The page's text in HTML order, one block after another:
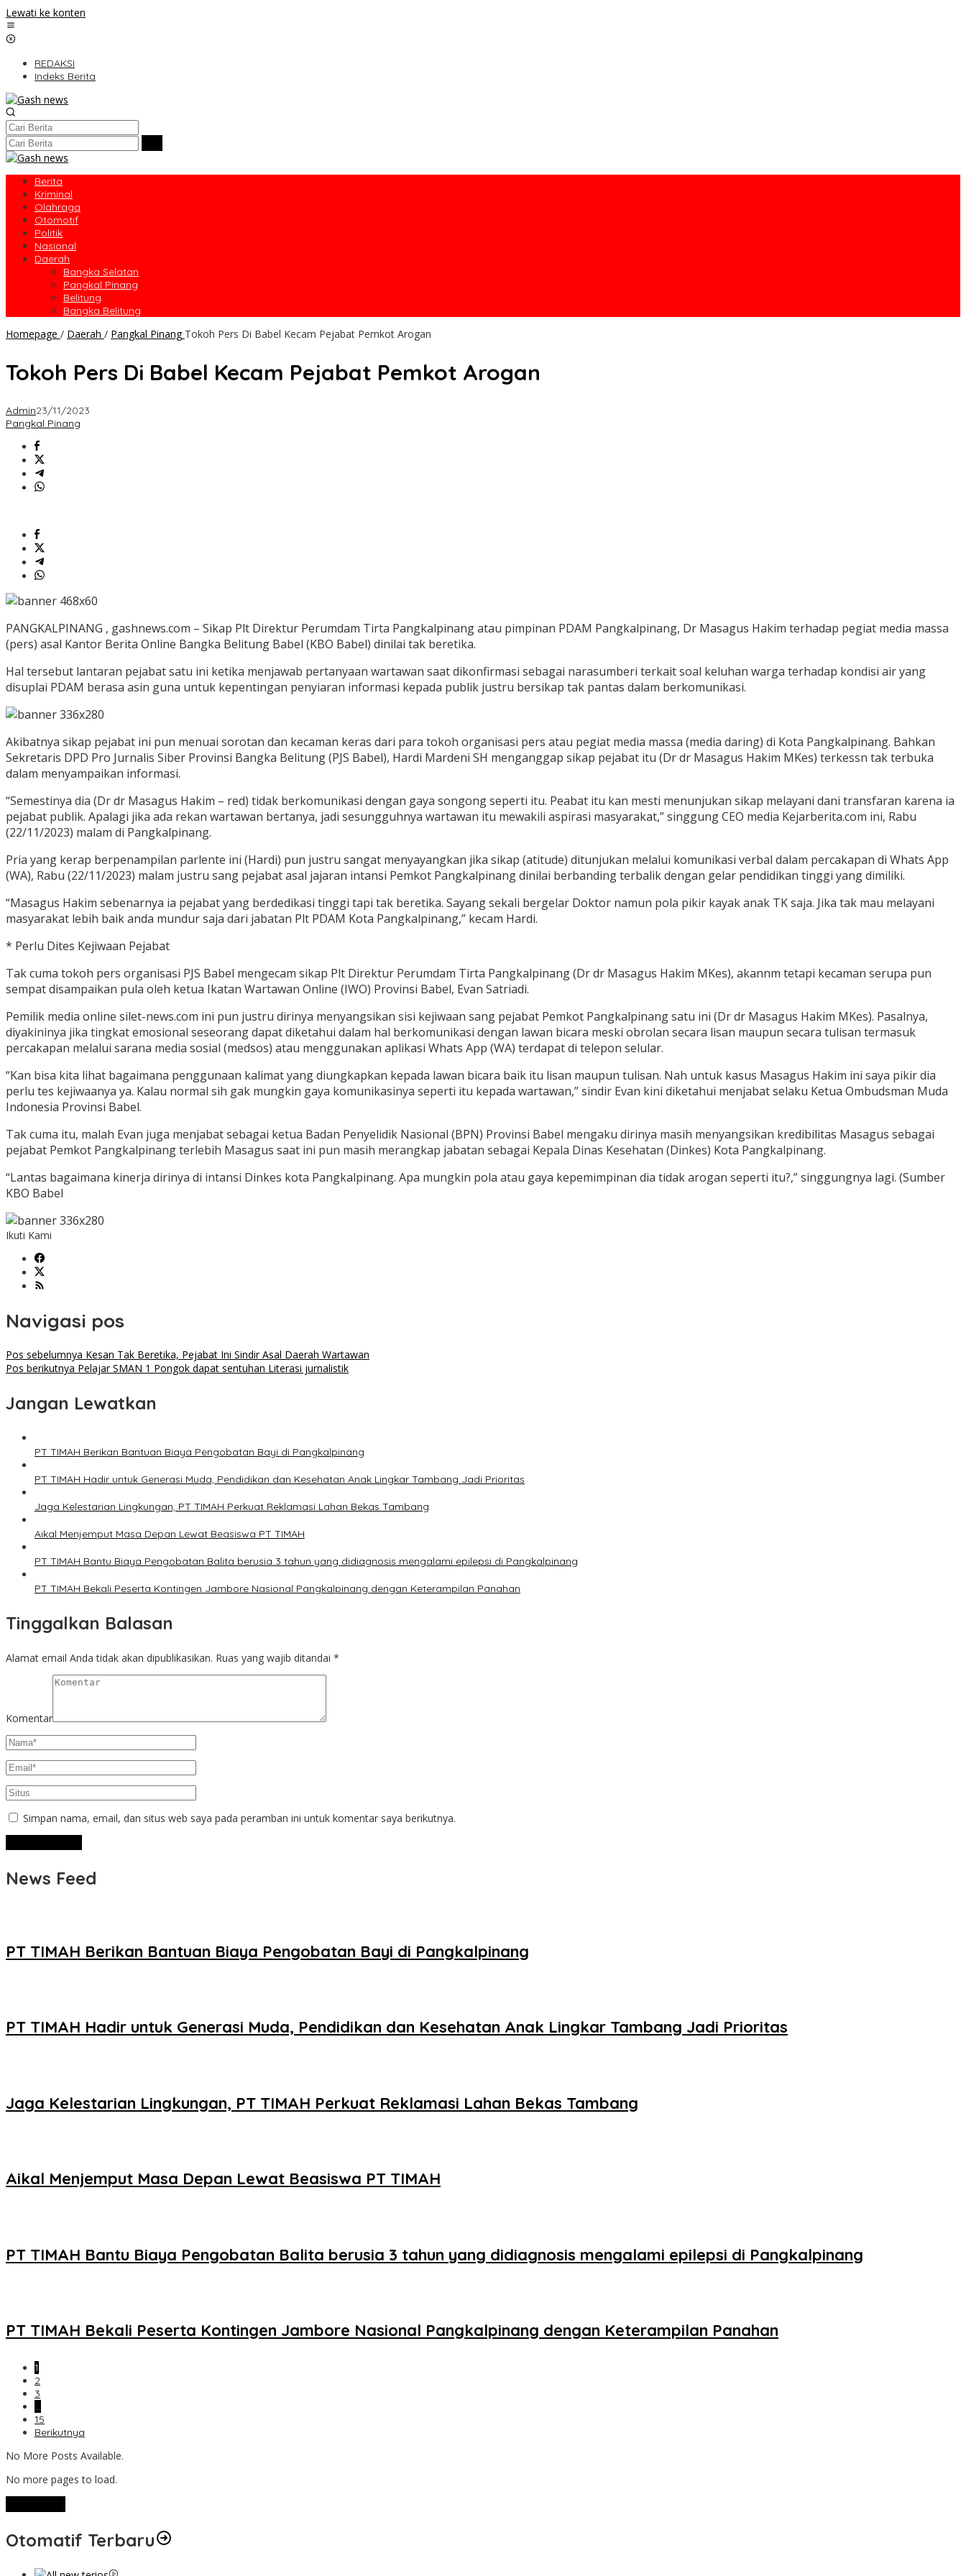
Lewati ke konten
REDAKSI
Indeks Berita
Berita
Kriminal
Olahraga
Otomotif
Politik
Nasional
Daerah
Bangka Selatan
Pangkal Pinang
Belitung
Bangka Belitung
Homepage / Daerah / Pangkal Pinang Tokoh Pers Di Babel Kecam Pejabat Pemkot Arogan
Tokoh Pers Di Babel Kecam Pejabat Pemkot Arogan
Admin23/11/2023
Pangkal Pinang
PANGKALPINANG , gashnews.com – Sikap Plt Direktur Perumdam Tirta Pangkalpinang atau pimpinan PDAM Pangkalpinang, Dr Masagus Hakim terhadap pegiat media massa
(pers) asal Kantor Berita Online Bangka Belitung Babel (KBO Babel) dinilai tak beretika.
Hal tersebut lantaran pejabat satu ini ketika menjawab pertanyaan wartawan saat dikonfirmasi sebagai narasumberi terkait soal keluhan warga terhadap kondisi air yang
disuplai PDAM berasa asin guna untuk kepentingan penyiaran informasi kepada publik justru bersikap tak pantas dalam berkomunikasi.
Akibatnya sikap pejabat ini pun menuai sorotan dan kecaman keras dari para tokoh organisasi pers atau pegiat media massa (media daring) di Kota Pangkalpinang. Bahkan
Sekretaris DPD Pro Jurnalis Siber Provinsi Bangka Belitung (PJS Babel), Hardi Mardeni SH menganggap sikap pejabat itu (Dr dr Masagus Hakim MKes) terkessn tak terbuka
dalam menyampaikan informasi.
“Semestinya dia (Dr dr Masagus Hakim – red) tidak berkomunikasi dengan gaya songong seperti itu. Peabat itu kan mesti menunjukan sikap melayani dani transfaran karena ia
pejabat publik. Apalagi jika ada rekan wartawan bertanya, jadi sesungguhnya wartawan itu mewakili aspirasi masyarakat,” singgung CEO media Kejarberita.com ini, Rabu
(22/11/2023) malam di Pangkalpinang.
Pria yang kerap berpenampilan parlente ini (Hardi) pun justru sangat menyayangkan jika sikap (atitude) ditunjukan melalui komunikasi verbal dalam percakapan di Whats App
(WA), Rabu (22/11/2023) malam justru sang pejabat asal jajaran intansi Pemkot Pangkalpinang dinilai berbanding terbalik dengan gelar pendidikan tinggi yang dimiliki.
“Masagus Hakim sebenarnya ia pejabat yang berdedikasi tinggi tapi tak beretika. Sayang sekali bergelar Doktor namun pola pikir kayak anak TK saja. Jika tak mau melayani
masyarakat lebih baik anda mundur saja dari jabatan Plt PDAM Kota Pangkalpinang,” kecam Hardi.
* Perlu Dites Kejiwaan Pejabat
Tak cuma tokoh pers organisasi PJS Babel mengecam sikap Plt Direktur Perumdam Tirta Pangkalpinang (Dr dr Masagus Hakim MKes), akannm tetapi kecaman serupa pun
sempat disampaikan pula oleh ketua Ikatan Wartawan Online (IWO) Provinsi Babel, Evan Satriadi.
Pemilik media online silet-news.com ini pun justru dirinya menyangsikan sisi kejiwaan sang pejabat Pemkot Pangkalpinang satu ini (Dr dr Masagus Hakim MKes). Pasalnya,
diyakininya jika tingkat emosional seseorang dapat diketahui dalam hal berkomunikasi dengan lawan bicara meski obrolan secara lisan maupun secara tulisan termasuk
percakapan melalui sarana media sosial (medsos) atau menggunakan aplikasi Whats App (WA) terdapat di telepon selular.
“Kan bisa kita lihat bagaimana penggunaan kalimat yang diungkapkan kepada lawan bicara baik itu lisan maupun tulisan. Nah untuk kasus Masagus Hakim ini saya pikir dia
perlu tes kejiwaanya ya. Kalau normal sih gak mungkin gaya komunikasinya seperti itu kepada wartawan,” sindir Evan kini diketahui menjabat selaku Ketua Ombudsman Muda
Indonesia Provinsi Babel.
Tak cuma itu, malah Evan juga menjabat sebagai ketua Badan Penyelidik Nasional (BPN) Provinsi Babel mengaku dirinya masih menyangsikan kredibilitas Masagus sebagai
pejabat Pemkot Pangkalpinang terlebih Masagus saat ini pun masih merangkap jabatan sebagai Kepala Dinas Kesehatan (Dinkes) Kota Pangkalpinang.
“Lantas bagaimana kinerja dirinya di intansi Dinkes kota Pangkalpinang. Apa mungkin pola atau gaya kepemimpinan dia tidak arogan seperti itu?,” singgungnya lagi. (Sumber
KBO Babel
Ikuti Kami
Navigasi pos
Pos sebelumnya Kesan Tak Beretika, Pejabat Ini Sindir Asal Daerah Wartawan
Pos berikutnya Pelajar SMAN 1 Pongok dapat sentuhan Literasi jurnalistik
Jangan Lewatkan
PT TIMAH Berikan Bantuan Biaya Pengobatan Bayi di Pangkalpinang
PT TIMAH Hadir untuk Generasi Muda, Pendidikan dan Kesehatan Anak Lingkar Tambang Jadi Prioritas
Jaga Kelestarian Lingkungan, PT TIMAH Perkuat Reklamasi Lahan Bekas Tambang
Aikal Menjemput Masa Depan Lewat Beasiswa PT TIMAH
PT TIMAH Bantu Biaya Pengobatan Balita berusia 3 tahun yang didiagnosis mengalami epilepsi di Pangkalpinang
PT TIMAH Bekali Peserta Kontingen Jambore Nasional Pangkalpinang dengan Keterampilan Panahan
Tinggalkan Balasan
Alamat email Anda tidak akan dipublikasikan. Ruas yang wajib ditandai *
Komentar
Simpan nama, email, dan situs web saya pada peramban ini untuk komentar saya berikutnya.
News Feed
PT TIMAH Berikan Bantuan Biaya Pengobatan Bayi di Pangkalpinang
PT TIMAH Hadir untuk Generasi Muda, Pendidikan dan Kesehatan Anak Lingkar Tambang Jadi Prioritas
Jaga Kelestarian Lingkungan, PT TIMAH Perkuat Reklamasi Lahan Bekas Tambang
Aikal Menjemput Masa Depan Lewat Beasiswa PT TIMAH
PT TIMAH Bantu Biaya Pengobatan Balita berusia 3 tahun yang didiagnosis mengalami epilepsi di Pangkalpinang
PT TIMAH Bekali Peserta Kontingen Jambore Nasional Pangkalpinang dengan Keterampilan Panahan
1
2
3
…
15
Berikutnya
No More Posts Available.
No more pages to load.
Otomatif Terbaru